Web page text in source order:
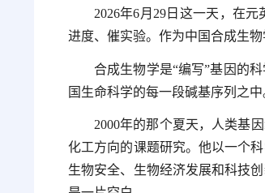
2026年6月29日这一天，在
进度、催实验。作为中国合成生
合成生物学是“编写”基因的
国生命科学的每一段碱基序列之中
2000年的那个夏天，人类基
化工方向的课题研究。他以一个
生物安全、生物经济发展和科技